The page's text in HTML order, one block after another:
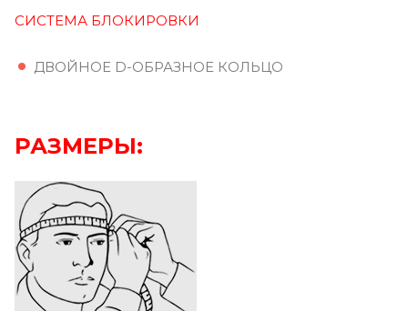
СИСТЕМА БЛОКИРОВКИ
ДВОЙНОЕ D-ОБРАЗНОЕ КОЛЬЦО
РАЗМЕРЫ: